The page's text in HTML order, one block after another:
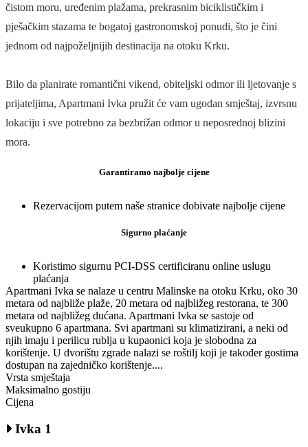
čistom moru, uređenim plažama, prekrasnim biciklističkim i
pješačkim stazama te bogatoj gastronomskoj ponudi, što je čini
jednom od najpoželjnijih destinacija na otoku Krku.
Bilo da planirate romantični vikend, obiteljski odmor ili ljetovanje s
prijateljima, Apartmani Ivka pružit će vam ugodan smještaj, izvrsnu
lokaciju i sve potrebno za bezbrižan odmor u neposrednoj blizini
mora.
Garantiramo najbolje cijene
Rezervacijom putem naše stranice dobivate najbolje cijene
Sigurno plaćanje
Koristimo sigurnu PCI-DSS certificiranu online uslugu
plaćanja
Apartmani Ivka se nalaze u centru Malinske na otoku Krku, oko 30
metara od najbliže plaže, 20 metara od najbližeg restorana, te 300
metara od najbližeg dućana. Apartmani Ivka se sastoje od
sveukupno 6 apartmana. Svi apartmani su klimatizirani, a neki od
njih imaju i perilicu rublja u kupaonici koja je slobodna za
korištenje. U dvorištu zgrade nalazi se roštilj koji je također gostima
dostupan na zajedničko korištenje....
Vrsta smještaja
Maksimalno gostiju
Cijena
Ivka 1